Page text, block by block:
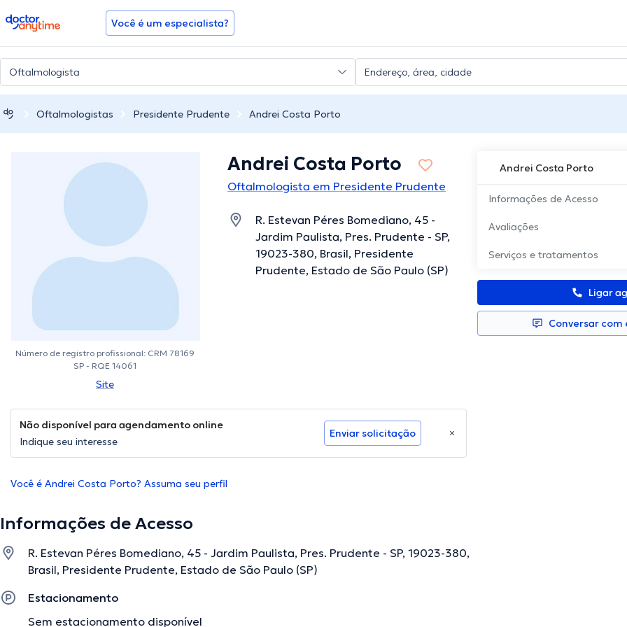
doctoranytime Você é um especialista?
Oftalmologistas Presidente Prudente Andrei Costa Porto
Andrei Costa Porto
Informações de Acesso
Avaliações
Serviços e tratamentos
Ligar
Conversar com
Número de registro profissional: CRM 78169
SP - RQE 14061
Site
Andrei Costa Porto
Oftalmologista em Presidente Prudente
R. Estevan Péres Bomediano, 45 -
Jardim Paulista, Pres. Prudente - SP,
19023-380, Brasil, Presidente
Prudente, Estado de São Paulo (SP)
Não disponível para agendamento online
Indique seu interesse
Enviar solicitação
Você é Andrei Costa Porto? Assuma seu perfil
Informações de Acesso
R. Estevan Péres Bomediano, 45 - Jardim Paulista, Pres. Prudente - SP, 19023-380,
Brasil, Presidente Prudente, Estado de São Paulo (SP)
Estacionamento
Sem estacionamento disponível